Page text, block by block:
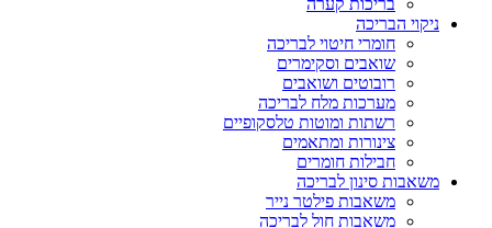
בריכות קערה
ניקוי הבריכה
חומרי חיטוי לבריכה
שואבים וסקימרים
רובוטים ושואבים
מערכות מלח לבריכה
רשתות ומוטות טלסקופיים
צינורות ומתאמים
חבילות חומרים
משאבות סינון לבריכה
משאבות פילטר נייר
משאבות חול לבריכה